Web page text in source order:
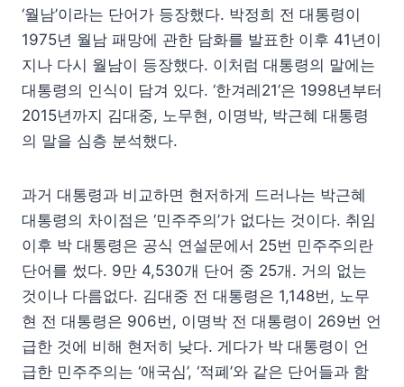
‘월남’이라는 단어가 등장했다. 박정희 전 대통령이
1975년 월남 패망에 관한 담화를 발표한 이후 41년이
지나 다시 월남이 등장했다. 이처럼 대통령의 말에는
대통령의 인식이 담겨 있다. ‘한겨레21’은 1998년부터
2015년까지 김대중, 노무현, 이명박, 박근혜 대통령
의 말을 심층 분석했다.
과거 대통령과 비교하면 현저하게 드러나는 박근혜
대통령의 차이점은 ‘민주주의’가 없다는 것이다. 취임
이후 박 대통령은 공식 연설문에서 25번 민주주의란
단어를 썼다. 9만 4,530개 단어 중 25개. 거의 없는
것이나 다름없다. 김대중 전 대통령은 1,148번, 노무
현 전 대통령은 906번, 이명박 전 대통령이 269번 언
급한 것에 비해 현저히 낮다. 게다가 박 대통령이 언
급한 민주주의는 ‘애국심’, ‘적폐’와 같은 단어들과 함